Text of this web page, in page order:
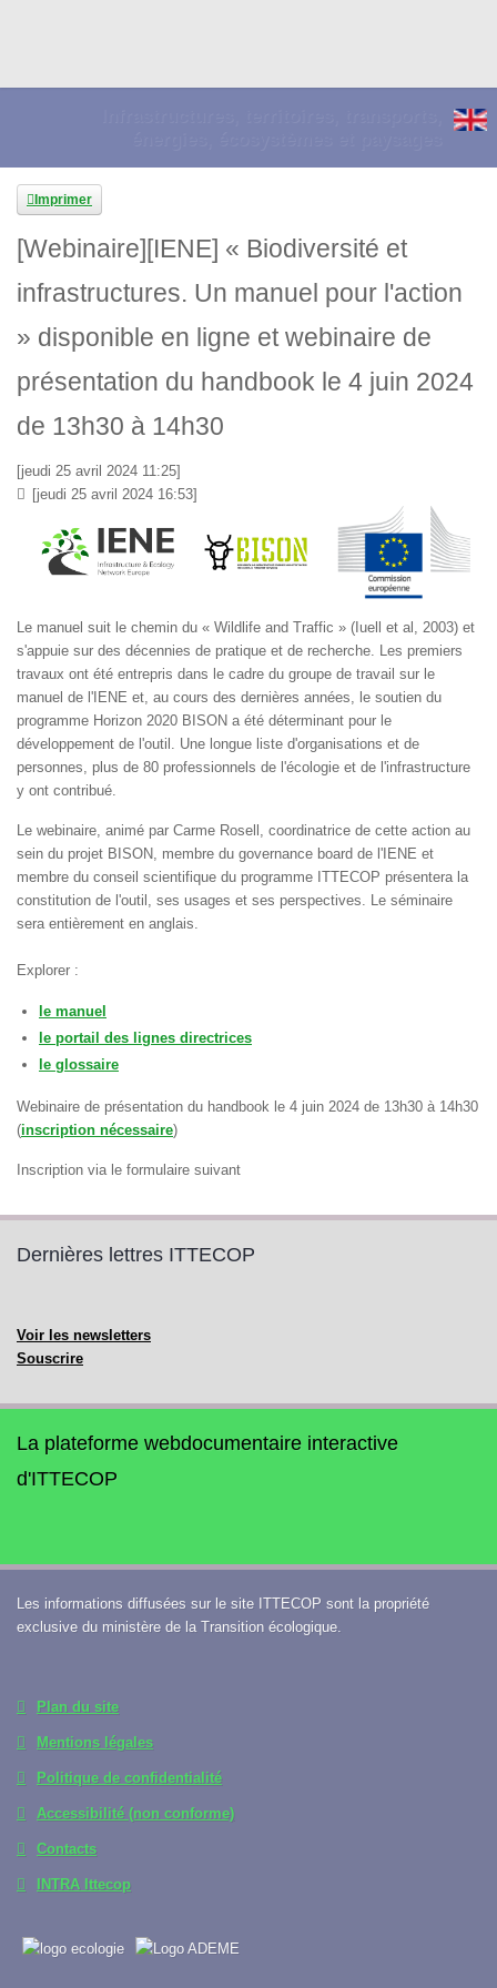
Imprimer
[Webinaire][IENE] « Biodiversité et
infrastructures. Un manuel pour l'action
» disponible en ligne et webinaire de
présentation du handbook le 4 juin 2024
de 13h30 à 14h30
[jeudi 25 avril 2024 11:25]
[jeudi 25 avril 2024 16:53]
Le manuel suit le chemin du « Wildlife and Traffic » (Iuell et al, 2003) et
s'appuie sur des décennies de pratique et de recherche. Les premiers
travaux ont été entrepris dans le cadre du groupe de travail sur le
manuel de l'IENE et, au cours des dernières années, le soutien du
programme Horizon 2020 BISON a été déterminant pour le
développement de l'outil. Une longue liste d'organisations et de
personnes, plus de 80 professionnels de l'écologie et de l'infrastructure
y ont contribué.
Le webinaire, animé par Carme Rosell, coordinatrice de cette action au
sein du projet BISON, membre du governance board de l'IENE et
membre du conseil scientifique du programme ITTECOP présentera la
constitution de l'outil, ses usages et ses perspectives. Le séminaire
sera entièrement en anglais.
Explorer :
le manuel
le portail des lignes directrices
le glossaire
Webinaire de présentation du handbook le 4 juin 2024 de 13h30 à 14h30
(inscription nécessaire)
Inscription via le formulaire suivant
Dernières lettres ITTECOP
Voir les newsletters
Souscrire
La plateforme webdocumentaire interactive
d'ITTECOP
Les informations diffusées sur le site ITTECOP sont la propriété
exclusive du ministère de la Transition écologique.
Plan du site
Mentions légales
Politique de confidentialité
Accessibilité (non conforme)
Contacts
INTRA Ittecop